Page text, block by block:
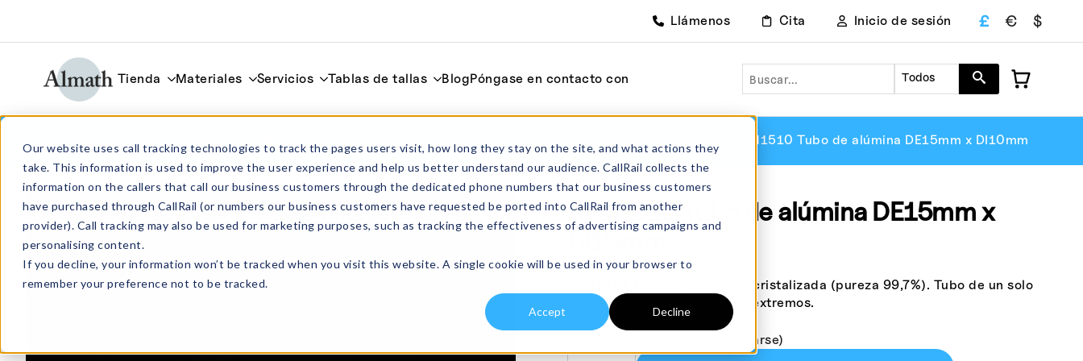
Our website uses call tracking technologies to track the pages users visit, how long they stay on the site, and what actions they
take. This information is used to improve the user experience and help us better understand our audience. CallRail collects the
information on the callers that call our business customers through the dedicated phone numbers that our business customers
have purchased through CallRail (or numbers our business customers have requested be ported into CallRail from another
provider). Call tracking may also be used for marketing purposes, such as tracking the effectiveness of advertising campaigns and
personalising content.
If you decline, your information won’t be tracked when you visit this website. A single cookie will be used in your browser to
remember your preference not to be tracked.
Accept Decline
Llámenos Cita Inicio de sesión £ € $
Tienda Materiales Servicios Tablas de tallas BlogPóngase en contacto con Todos
ALM1510 Tubo de alúmina DE15mm x DI10mm ALM1510 Tubo de alúmina DE15mm x DI10mm
ALM1510 Tubo de alúmina DE15mm x
DI10mm
£64.00 sin impuestos
ALM1510 Tubo de alúmina recristalizada (pureza 99,7%). Tubo de un solo
diámetro, abierto por ambos extremos.
19 disponibles (puede reservarse)
ALM1510